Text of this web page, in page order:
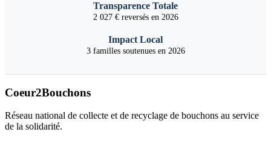
Transparence Totale
2 027 € reversés en 2026
Impact Local
3 familles soutenues en 2026
Coeur2Bouchons
Réseau national de collecte et de recyclage de bouchons au service
de la solidarité.